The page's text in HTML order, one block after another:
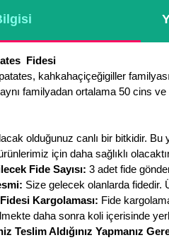
Fidesi
kahkahaçiçeğigiller
familyadan ortalama 50 cins
olduğunuz canlı bir bitkidir.
için daha sağlıklı
Fide Sayısı: 3 adet fide
Size gelecek olanlarda fidedir.
Kargolaması: Fide
daha sonra koli içerisinde
Teslim Aldığınız Yapmanız